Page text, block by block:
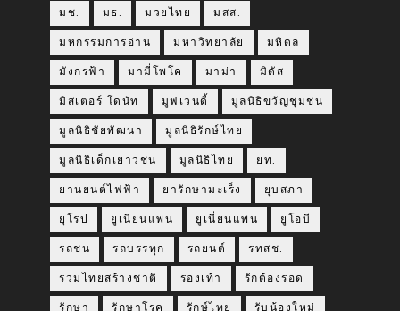
มช. มธ. มวยไทย มสส.
มหกรรมการอ่าน มหาวิทยาลัย มหิดล
มังกรฟ้า มามี่โพโค มาม่า มิดัส
มิสเตอร์ โดนัท มูฟเวนดี้ มูลนิธิขวัญชุมชน
มูลนิธิชัยพัฒนา มูลนิธิรักษ์ไทย
มูลนิธิเด็กเยาวชน มูลนิธิไทย ยท.
ยานยนต์ไฟฟ้า ยารักษามะเร็ง ยุบสภา
ยุโรป ยูเนียนแพน ยูเนี่ยนแพน ยูโอบี
รถชน รถบรรทุก รถยนต์ รทสช.
รวมไทยสร้างชาติ รองเท้า รักต้องรอด
รักษา รักษาโรค รักษ์ไทย รับน้องใหม่